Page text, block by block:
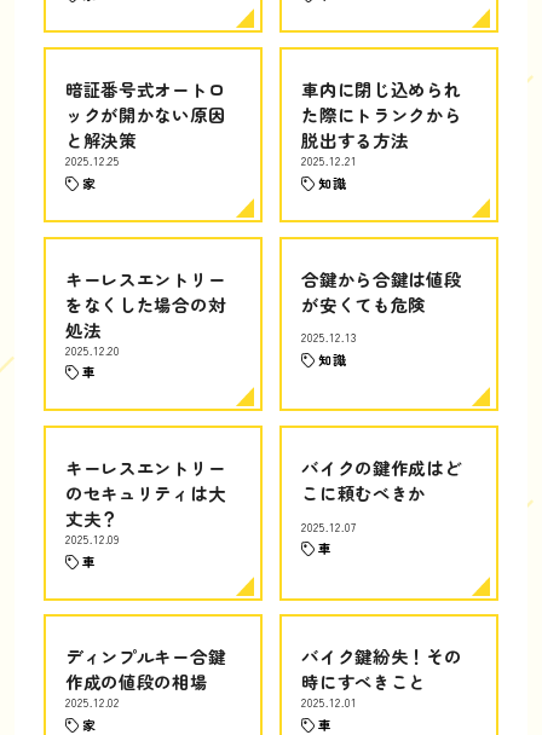
暗証番号式オートロ
ックが開かない原因
と解決策
2025.12.25
家
車内に閉じ込められ
た際にトランクから
脱出する方法
2025.12.21
知識
キーレスエントリー
をなくした場合の対
処法
2025.12.20
車
合鍵から合鍵は値段
が安くても危険
2025.12.13
知識
キーレスエントリー
のセキュリティは大
丈夫？
2025.12.09
車
バイクの鍵作成はど
こに頼むべきか
2025.12.07
車
ディンプルキー合鍵
作成の値段の相場
2025.12.02
家
バイク鍵紛失！その
時にすべきこと
2025.12.01
車